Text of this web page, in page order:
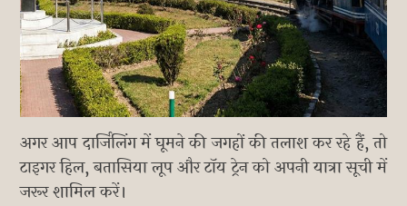
अगर आप दार्जिलिंग में घूमने की जगहों की तलाश कर रहे हैं, तो
टाइगर हिल, बतासिया लूप और टॉय ट्रेन को अपनी यात्रा सूची में
जरूर शामिल करें।